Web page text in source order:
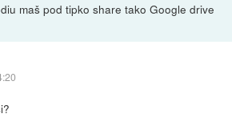
maš pod tipko share tako Google drive